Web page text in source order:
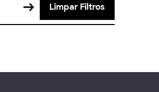
Limpar Filtros